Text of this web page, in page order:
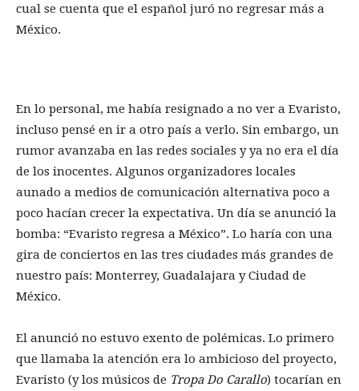
cual se cuenta que el español juró no regresar más a
México.
En lo personal, me había resignado a no ver a Evaristo,
incluso pensé en ir a otro país a verlo. Sin embargo, un
rumor avanzaba en las redes sociales y ya no era el día
de los inocentes. Algunos organizadores locales
aunado a medios de comunicación alternativa poco a
poco hacían crecer la expectativa. Un día se anunció la
bomba: “Evaristo regresa a México”. Lo haría con una
gira de conciertos en las tres ciudades más grandes de
nuestro país: Monterrey, Guadalajara y Ciudad de
México.
El anunció no estuvo exento de polémicas. Lo primero
que llamaba la atención era lo ambicioso del proyecto,
Evaristo (y los músicos de Tropa Do Carallo) tocarían en